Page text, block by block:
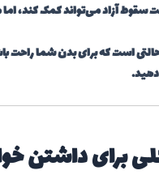
سقوط آزاد می‌تواند کمک کند،
است که برای بدن شما راحت
دهید.
برای داشتن